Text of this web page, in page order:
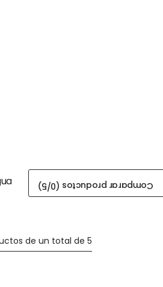
de un total de 5
Comparar productos (
0
/5)